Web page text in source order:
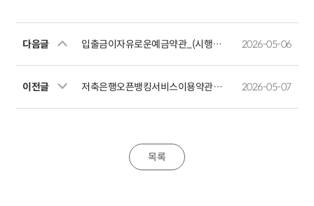
다음글 입출금이자유로운예금약관_(시행일 241031) 2026-05-06
이전글 저축은행오픈뱅킹서비스이용약관_(시행일 251212) 2026-05-07
목록